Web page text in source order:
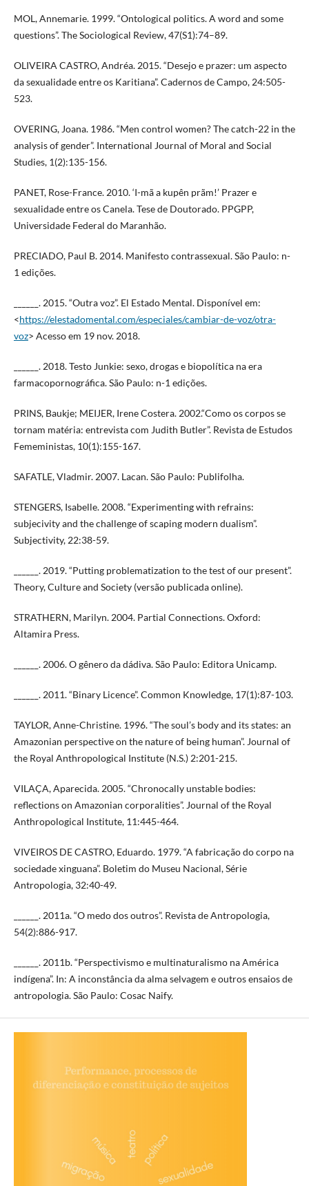
MOL, Annemarie. 1999. “Ontological politics. A word and some
questions”. The Sociological Review, 47(S1):74–89.
OLIVEIRA CASTRO, Andréa. 2015. “Desejo e prazer: um aspecto
da sexualidade entre os Karitiana”. Cadernos de Campo, 24:505-
523.
OVERING, Joana. 1986. “Men control women? The catch-22 in the
analysis of gender”. International Journal of Moral and Social
Studies, 1(2):135-156.
PANET, Rose-France. 2010. ‘I-mã a kupên prãm!’ Prazer e
sexualidade entre os Canela. Tese de Doutorado. PPGPP,
Universidade Federal do Maranhão.
PRECIADO, Paul B. 2014. Manifesto contrassexual. São Paulo: n-
1 edições.
______. 2015. “Outra voz”. El Estado Mental. Disponível em:
<https://elestadomental.com/especiales/cambiar-de-voz/otra-
voz> Acesso em 19 nov. 2018.
______. 2018. Testo Junkie: sexo, drogas e biopolítica na era
farmacopornográfica. São Paulo: n-1 edições.
PRINS, Baukje; MEIJER, Irene Costera. 2002.“Como os corpos se
tornam matéria: entrevista com Judith Butler”. Revista de Estudos
Femeministas, 10(1):155-167.
SAFATLE, Vladmir. 2007. Lacan. São Paulo: Publifolha.
STENGERS, Isabelle. 2008. “Experimenting with refrains:
subjecivity and the challenge of scaping modern dualism”.
Subjectivity, 22:38-59.
______. 2019. “Putting problematization to the test of our present”.
Theory, Culture and Society (versão publicada online).
STRATHERN, Marilyn. 2004. Partial Connections. Oxford:
Altamira Press.
______. 2006. O gênero da dádiva. São Paulo: Editora Unicamp.
______. 2011. “Binary Licence”. Common Knowledge, 17(1):87-103.
TAYLOR, Anne-Christine. 1996. “The soul’s body and its states: an
Amazonian perspective on the nature of being human”. Journal of
the Royal Anthropological Institute (N.S.) 2:201-215.
VILAÇA, Aparecida. 2005. “Chronocally unstable bodies:
reflections on Amazonian corporalities”. Journal of the Royal
Anthropological Institute, 11:445-464.
VIVEIROS DE CASTRO, Eduardo. 1979. “A fabricação do corpo na
sociedade xinguana”. Boletim do Museu Nacional, Série
Antropologia, 32:40-49.
______. 2011a. “O medo dos outros”. Revista de Antropologia,
54(2):886-917.
______. 2011b. “Perspectivismo e multinaturalismo na América
indígena”. In: A inconstância da alma selvagem e outros ensaios de
antropologia. São Paulo: Cosac Naify.